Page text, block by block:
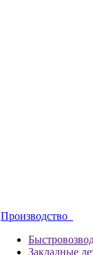
Производство
Закладные